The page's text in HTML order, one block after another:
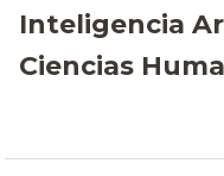
Inteligencia
Ciencias